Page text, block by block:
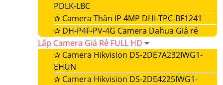
PDLK-LBC
✰ Camera Thân IP 4MP DHI-TPC-BF1241
✰ DH-P4F-PV-4G Camera Dahua Giá rẻ
Lắp Camera Giá Rẻ FULL HD
✰ Camera Hikvision DS-2DE7A232IWG1-
EHUN
✰ Camera Hikvision DS-2DE4225IWG1-